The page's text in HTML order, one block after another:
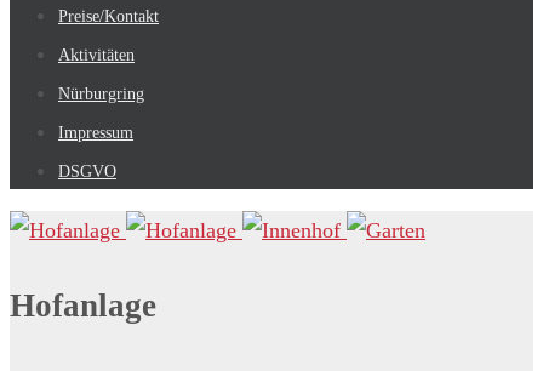
Preise/Kontakt
Aktivitäten
Nürburgring
Impressum
DSGVO
Hofanlage